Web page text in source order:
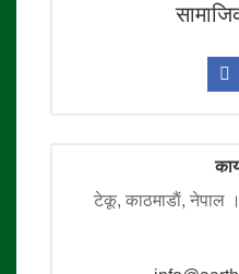
टेकू, काठमाडाैं, नेपाल